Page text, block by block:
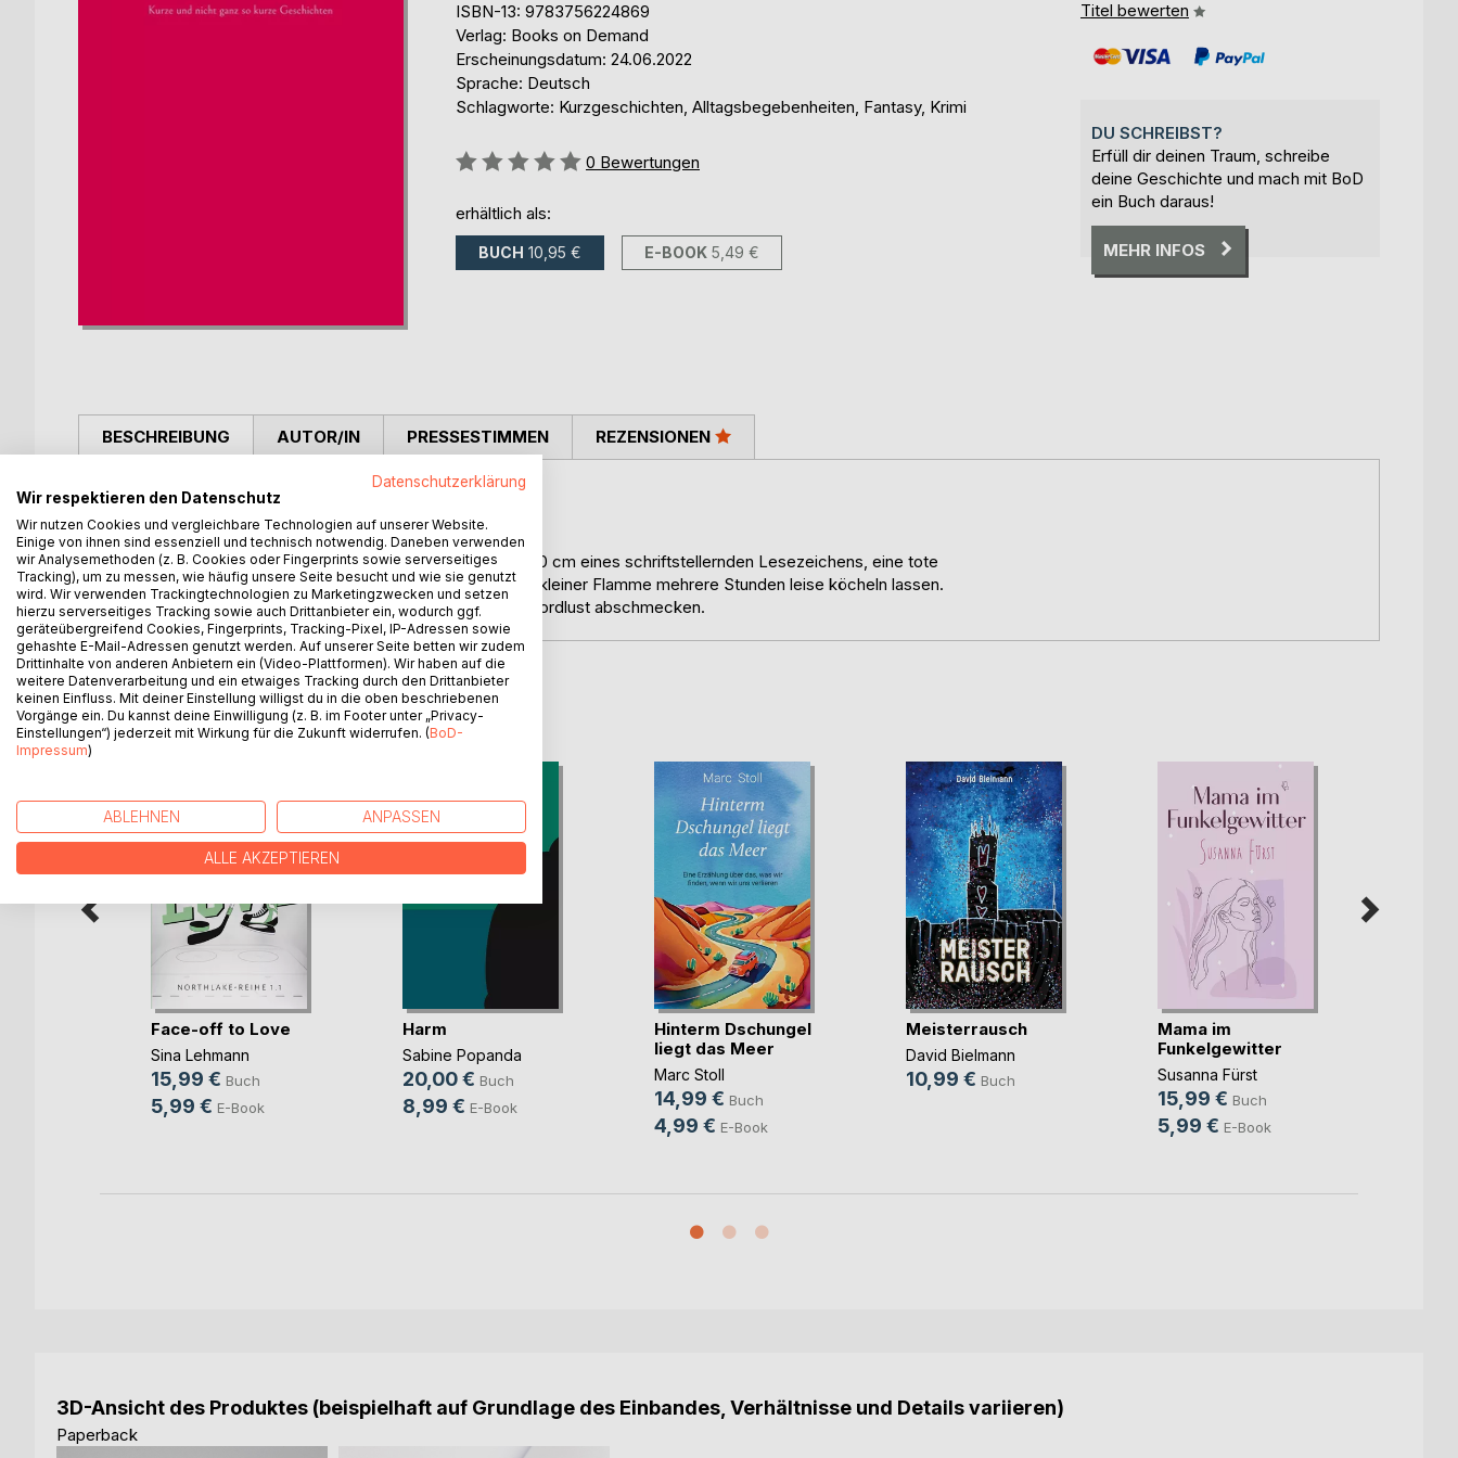
ISBN-13: 9783756224869
Verlag: Books on Demand
Erscheinungsdatum: 24.06.2022
Sprache: Deutsch
Schlagworte: Kurzgeschichten, Alltagsbegebenheiten, Fantasy, Krimi
Bewertung::
0 Bewertungen
erhältlich als:
BUCH 10,95 € E-BOOK 5,49 €
Titel bewerten
DU SCHREIBST?
Erfüll dir deinen Traum, schreibe
deine Geschichte und mach mit BoD
ein Buch daraus!
MEHR INFOS
BESCHREIBUNG
Rezept für eine schmackhafte Buchstabensuppe
Man nehme:
Zwei Pfund alltäglichen Wahnsinn, eine isländische Elfe, 40 cm eines schriftstellernden Lesezeichens, eine tote
Sekretärin sowie einen sehr lebendigen Hufschmied. Auf kleiner Flamme mehrere Stunden leise köcheln lassen.
Zum Schluss mit einer Prise Fantasie und einem Hauch Mordlust abschmecken.
AUTOR/IN PRESSESTIMMEN REZENSIONEN
WEITERE TITEL BEIBoD
Face-off to Love
Sina Lehmann
15,99 € Buch
5,99 € E-Book
Harm
Sabine Popanda
20,00 € Buch
8,99 € E-Book
Hinterm Dschungel
liegt das Meer
Marc Stoll
14,99 € Buch
4,99 € E-Book
Meisterrausch
David Bielmann
10,99 € Buch
Mama im
Funkelgewitter
Susanna Fürst
15,99 € Buch
5,99 € E-Book
3D-Ansicht des Produktes (beispielhaft auf Grundlage des Einbandes, Verhältnisse und Details variieren)
Paperback
Datenschutzerklärung
Wir respektieren den Datenschutz
Wir nutzen Cookies und vergleichbare Technologien auf unserer Website.
Einige von ihnen sind essenziell und technisch notwendig. Daneben verwenden
wir Analysemethoden (z. B. Cookies oder Fingerprints sowie serverseitiges
Tracking), um zu messen, wie häufig unsere Seite besucht und wie sie genutzt
wird. Wir verwenden Trackingtechnologien zu Marketingzwecken und setzen
hierzu serverseitiges Tracking sowie auch Drittanbieter ein, wodurch ggf.
geräteübergreifend Cookies, Fingerprints, Tracking-Pixel, IP-Adressen sowie
gehashte E-Mail-Adressen genutzt werden. Auf unserer Seite betten wir zudem
Drittinhalte von anderen Anbietern ein (Video-Plattformen). Wir haben auf die
weitere Datenverarbeitung und ein etwaiges Tracking durch den Drittanbieter
keinen Einfluss. Mit deiner Einstellung willigst du in die oben beschriebenen
Vorgänge ein. Du kannst deine Einwilligung (z. B. im Footer unter „Privacy-
Einstellungen“) jederzeit mit Wirkung für die Zukunft widerrufen. (BoD-
Impressum)
ABLEHNEN ANPASSEN
ALLE AKZEPTIEREN